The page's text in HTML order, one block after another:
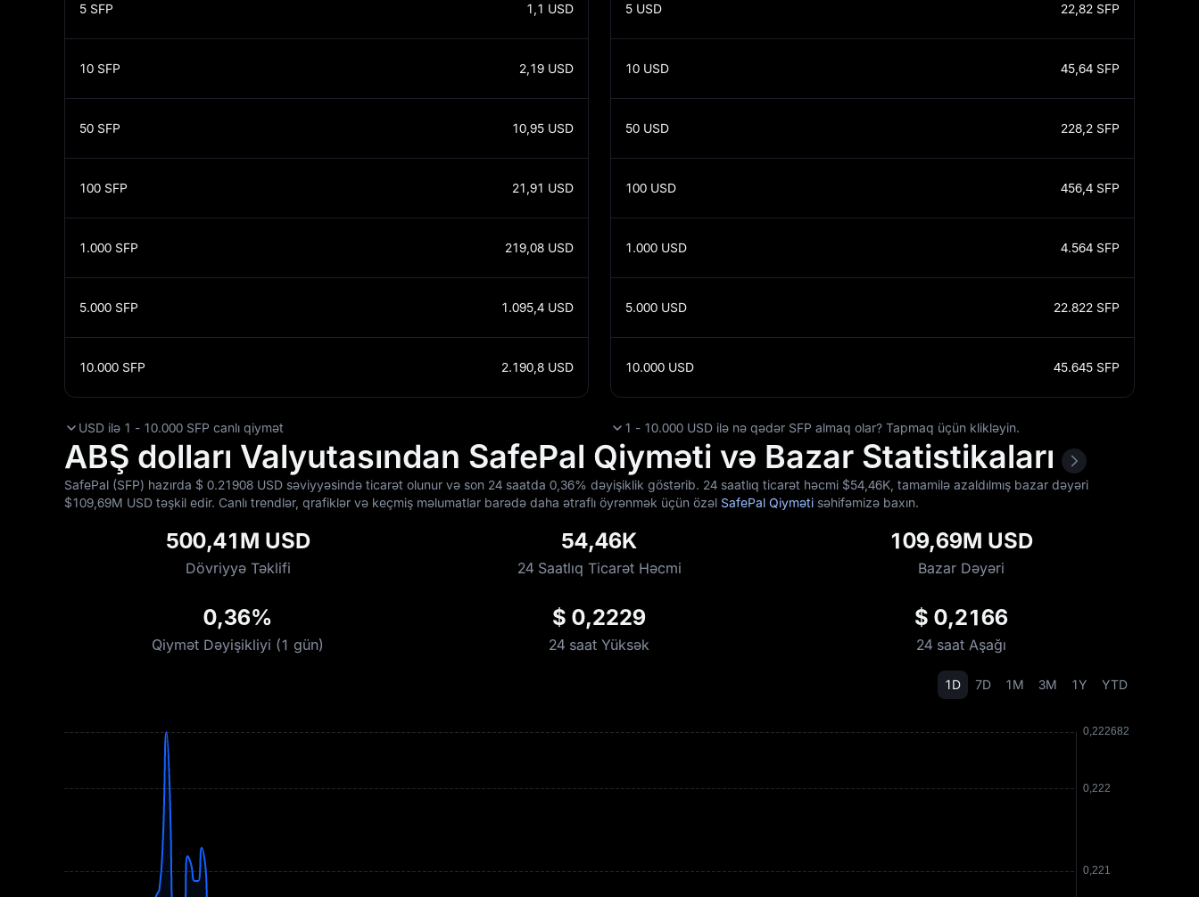
5 SFP 1,1 USD
10 SFP 2,19 USD
50 SFP 10,95 USD
100 SFP 21,91 USD
1.000 SFP 219,08 USD
5.000 SFP 1.095,4 USD
10.000 SFP 2.190,8 USD
5 USD 22,82 SFP
10 USD 45,64 SFP
50 USD 228,2 SFP
100 USD 456,4 SFP
1.000 USD 4.564 SFP
5.000 USD 22.822 SFP
10.000 USD 45.645 SFP
USD ilə 1 - 10.000 SFP canlı qiymət 1 - 10.000 USD ilə nə qədər SFP almaq olar? Tapmaq üçün klikləyin.
ABŞ dolları Valyutasından SafePal Qiyməti və Bazar Statistikaları
SafePal (SFP) hazırda $‎ 0.21908 USD səviyyəsində ticarət olunur və son 24 saatda 0,36% dəyişiklik göstərib. 24 saatlıq ticarət həcmi $‎54,46K, tamamilə azaldılmış bazar dəyəri
$‎109,69M USD təşkil edir. Canlı trendlər, qrafiklər və keçmiş məlumatlar barədə daha ətraflı öyrənmək üçün özəl SafePal Qiyməti səhifəmizə baxın.
500,41M USD
Dövriyyə Təklifi
54,46K
24 Saatlıq Ticarət Həcmi
109,69M USD
Bazar Dəyəri
0,36%
Qiymət Dəyişikliyi (1 gün)
$ 0,2229
24 saat Yüksək
$ 0,2166
24 saat Aşağı
1D 7D 1M 3M 1Y YTD